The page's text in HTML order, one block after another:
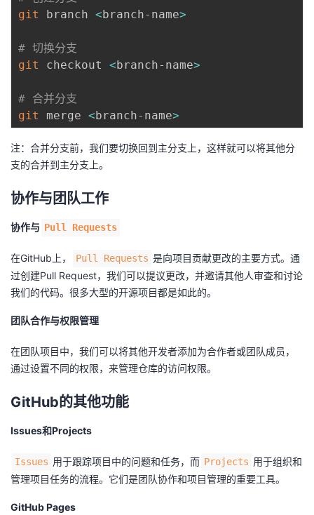
git
branch <branch-name>
# 切换分支
git
checkout <branch-name>
# 合并分支
git
merge <branch-name>
注：合并分支前，我们要切换回到主分支上，这样就可以将其他分
支的合并到主分支上。
协作与团队工作
协作与 Pull Requests
在GitHub上， Pull Requests 是向项目贡献更改的主要方式。通
过创建Pull Request，我们可以提议更改，并邀请其他人审查和讨论
我们的代码。很多大型的开源项目都是如此的。
团队合作与权限管理
在团队项目中，我们可以将其他开发者添加为合作者或团队成员，
通过设置不同的权限，来管理仓库的访问权限。
GitHub的其他功能
Issues和Projects
Issues 用于跟踪项目中的问题和任务，而 Projects 用于组织和
管理项目任务的流程。它们是团队协作和项目管理的重要工具。
GitHub Pages